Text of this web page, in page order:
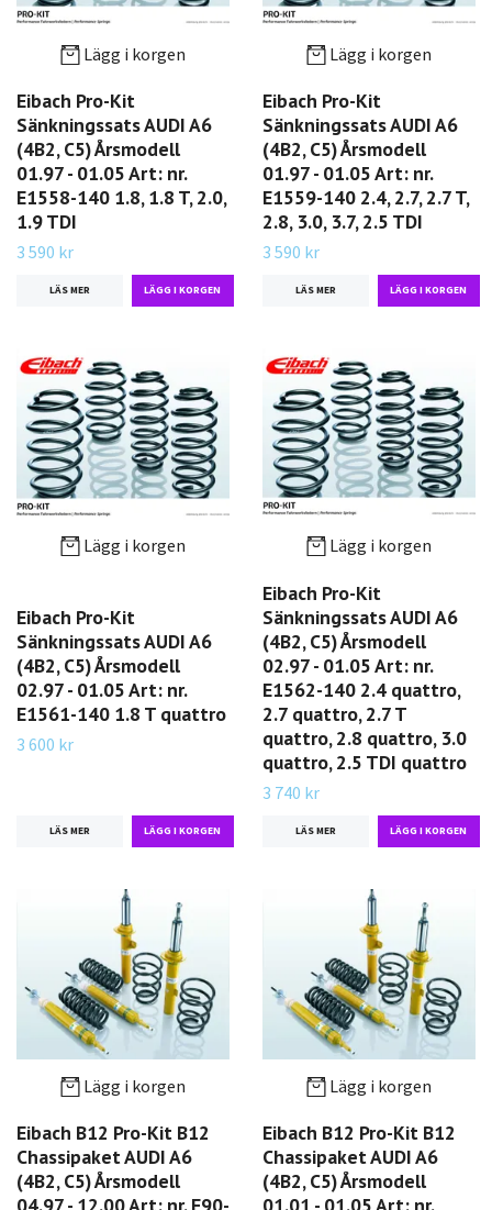
Lägg i korgen
Eibach Pro-Kit
Sänkningssats AUDI A6
(4B2, C5) Årsmodell
01.97 - 01.05 Art: nr.
E1558-140 1.8, 1.8 T, 2.0,
1.9 TDI
3 590 kr
LÄS MER
Lägg i korgen
Eibach Pro-Kit
Sänkningssats AUDI A6
(4B2, C5) Årsmodell
01.97 - 01.05 Art: nr.
E1559-140 2.4, 2.7, 2.7 T,
2.8, 3.0, 3.7, 2.5 TDI
3 590 kr
LÄS MER
Lägg i korgen
Eibach Pro-Kit
Sänkningssats AUDI A6
(4B2, C5) Årsmodell
02.97 - 01.05 Art: nr.
E1561-140 1.8 T quattro
3 600 kr
LÄS MER
Lägg i korgen
Eibach Pro-Kit
Sänkningssats AUDI A6
(4B2, C5) Årsmodell
02.97 - 01.05 Art: nr.
E1562-140 2.4 quattro,
2.7 quattro, 2.7 T
quattro, 2.8 quattro, 3.0
quattro, 2.5 TDI quattro
3 740 kr
LÄS MER
Lägg i korgen
Eibach B12 Pro-Kit B12
Chassipaket AUDI A6
(4B2, C5) Årsmodell
Lägg i korgen
Eibach B12 Pro-Kit B12
Chassipaket AUDI A6
(4B2, C5) Årsmodell